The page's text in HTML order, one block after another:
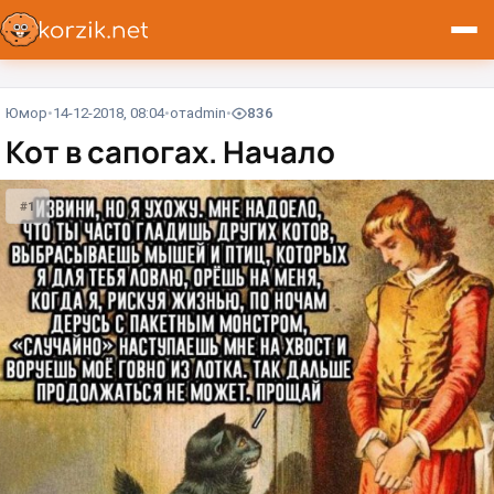
Юмор 14-12-2018, 08:04 отadmin 836
Кот в сапогах. Начало
#1